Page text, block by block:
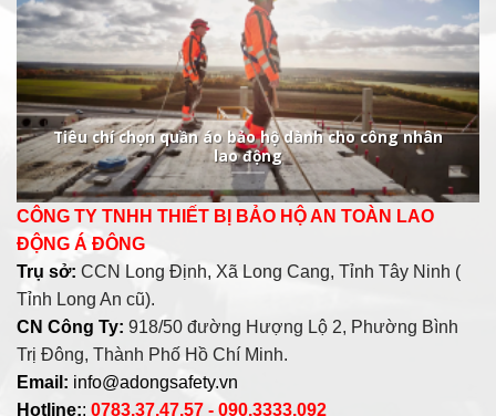
Tiêu chí chọn quần áo bảo hộ dành cho công nhân
lao động
CÔNG TY TNHH THIẾT BỊ BẢO HỘ AN TOÀN LAO
ĐỘNG Á ĐÔNG
Trụ sở: CCN Long Định, Xã Long Cang, Tỉnh Tây Ninh (
Tỉnh Long An cũ).
CN Công Ty: 918/50 đường Hượng Lộ 2, Phường Bình
Trị Đông, Thành Phố Hồ Chí Minh.
Email: info@adongsafety.vn
Hotline:: 0783.37.47.57 - 090.3333.092